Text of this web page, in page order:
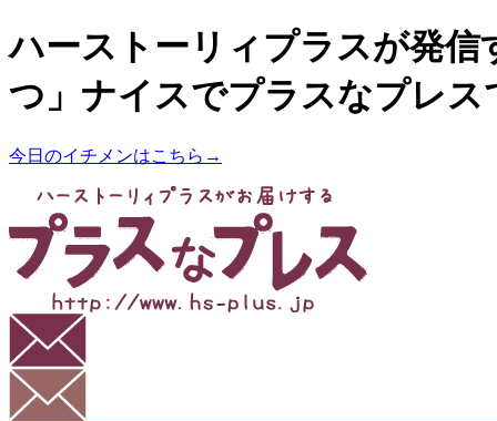
ハーストーリィプラスが発信
つ」ナイスでプラスなプレス
今日のイチメンはこちら→